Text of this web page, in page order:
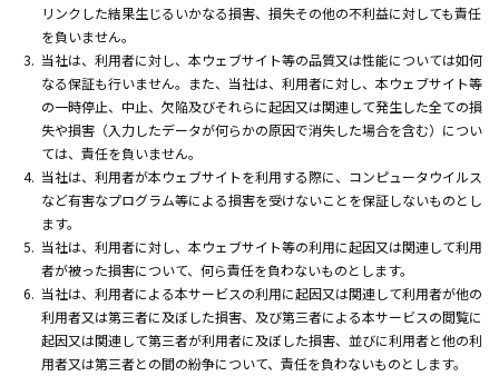
リンクした結果生じるいかなる損害、損失その他の不利益に対しても責任
を負いません。
当社は、利用者に対し、本ウェブサイト等の品質又は性能については如何
なる保証も行いません。また、当社は、利用者に対し、本ウェブサイト等
の一時停止、中止、欠陥及びそれらに起因又は関連して発生した全ての損
失や損害（入力したデータが何らかの原因で消失した場合を含む）につい
ては、責任を負いません。
当社は、利用者が本ウェブサイトを利用する際に、コンピュータウイルス
など有害なプログラム等による損害を受けないことを保証しないものとし
ます。
当社は、利用者に対し、本ウェブサイト等の利用に起因又は関連して利用
者が被った損害について、何ら責任を負わないものとします。
当社は、利用者による本サービスの利用に起因又は関連して利用者が他の
利用者又は第三者に及ぼした損害、及び第三者による本サービスの閲覧に
起因又は関連して第三者が利用者に及ぼした損害、並びに利用者と他の利
用者又は第三者との間の紛争について、責任を負わないものとします。